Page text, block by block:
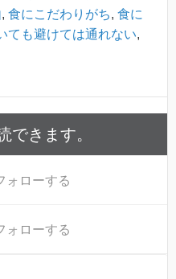
, 食にこだわりがち, 食に
ても避けては通れない,
できます。
ォローする
ォローする